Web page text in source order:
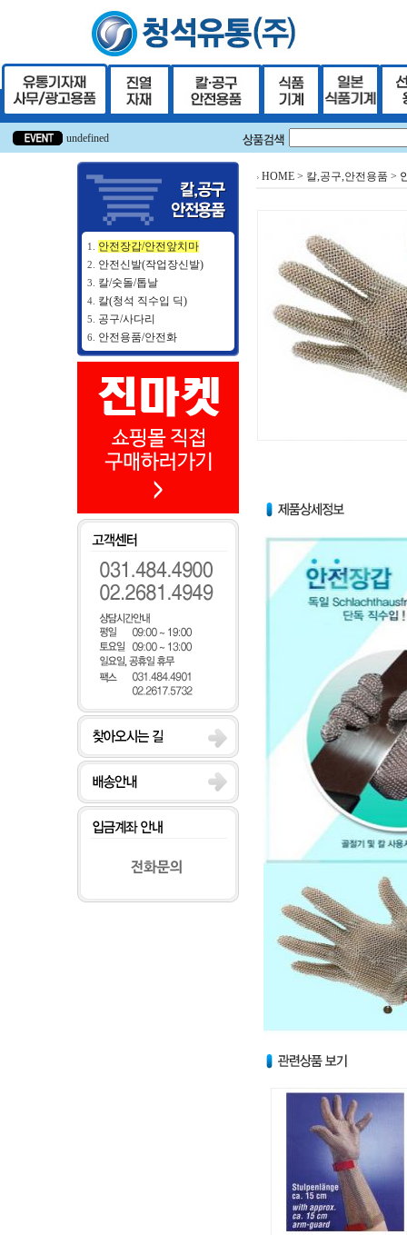
undefined
undefined
1. 안전장갑/안전앞치마
2. 안전신발(작업장신발)
3. 칼/숫돌/톱날
4. 칼(청석 직수입 딕)
5. 공구/사다리
6. 안전용품/안전화
HOME > 칼,공구,안전용품 >